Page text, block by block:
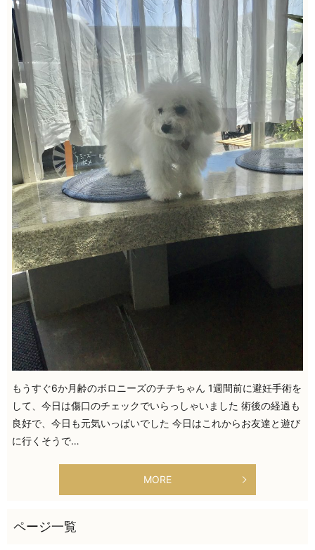
もうすぐ6か月齢のボロニーズのチチちゃん 1週間前に避妊手術を
して、今日は傷口のチェックでいらっしゃいました 術後の経過も
良好で、今日も元気いっぱいでした 今日はこれからお友達と遊び
に行くそうで…
MORE